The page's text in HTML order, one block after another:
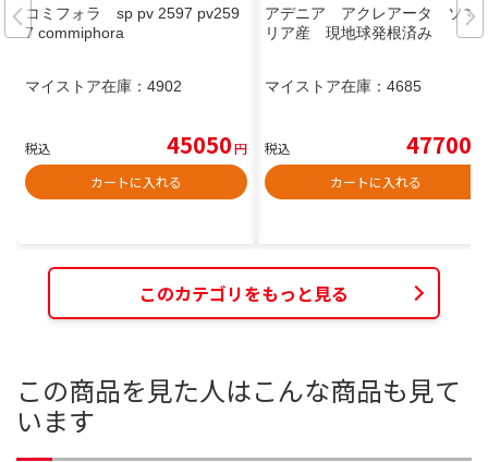
コミフォラ sp pv 2597 pv259
7 commiphora
マイストア在庫： 4902
税込 45050円
カートに入れる
アデニア アクレアータ ソマ
リア産 現地球発根済み
マイストア在庫： 4685
税込 47700
カートに入れる
このカテゴリをもっと見る
この商品を見た人はこんな商品も見て
います